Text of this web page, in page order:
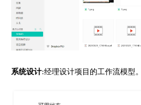
系统设计:经理设计项目的工作流模型。